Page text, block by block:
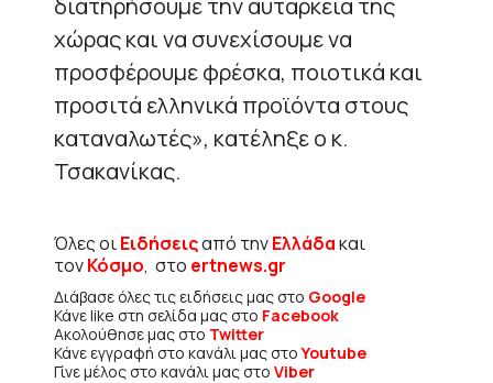
χώρας και να συνεχίσουμε να
προσφέρουμε φρέσκα, ποιοτικά και
προσιτά ελληνικά προϊόντα στους
καταναλωτές», κατέληξε ο κ.
Τσακανίκας.
Όλες οιΕιδήσειςαπό τηνΕλλάδακαι
τονΚόσμο, στο ertnews.gr
Διάβασε όλες τις ειδήσεις μας στο Google
Κάνε like στη σελίδα μας στο Facebook
Ακολούθησε μας στο Twitter
Κάνε εγγραφή στο κανάλι μας στοYoutube
Γίνε μέλος στο κανάλι μας στο Viber